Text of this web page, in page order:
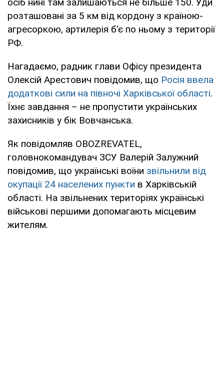
розташовані за 5 км від кордону з країною-
агресоркою, артилерія б'є по ньому з території
РФ.
Нагадаємо, радник глави Офісу президента
Олексій Арестович повідомив, що Росія ввела
додаткові сили на півночі Харківської області.
Їхнє завдання – не пропустити українських
захисників у бік Вовчанська.
Як повідомляв OBOZREVATEL,
головнокомандувач ЗСУ Валерій Залужний
повідомив, що українські воїни звільнили від
окупації 24 населених пункти в Харківській
області. На звільнених територіях українські
військові першими допомагають місцевим
жителям.